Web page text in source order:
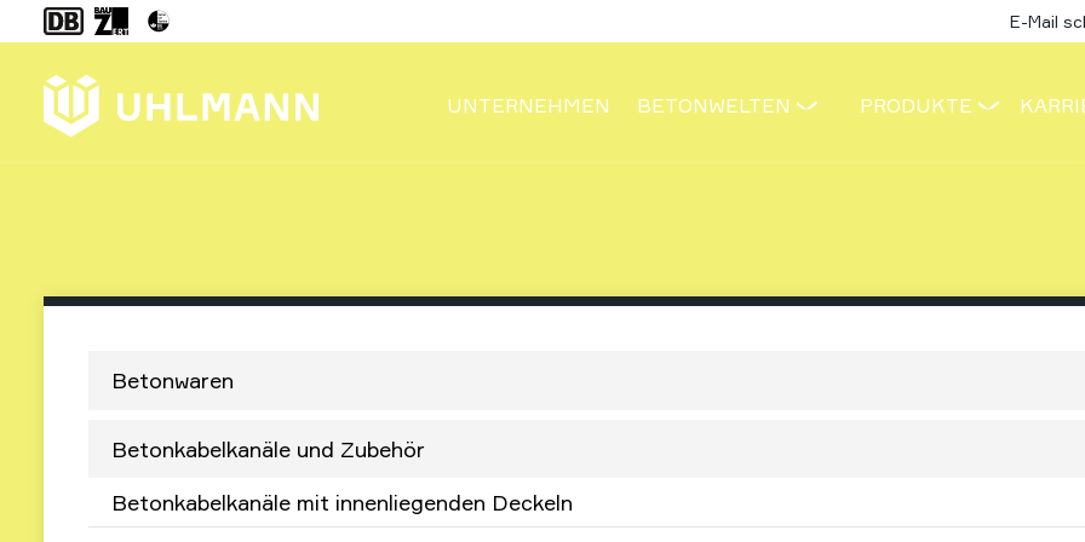
E-Mail
UNTERNEHMEN BETONWELTEN PRODUKTE
Betonwaren
Betonkabelkanäle und Zubehör
Betonkabelkanäle mit innenliegenden Deckeln